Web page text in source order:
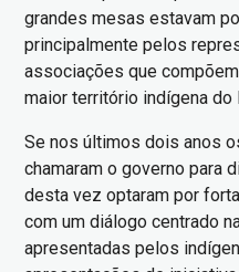
grandes mesas estavam
principalmente pelos
associações que
maior território indígena do
Se nos últimos dois anos
chamaram o governo para
desta vez optaram por
com um diálogo centrado
apresentadas pelos